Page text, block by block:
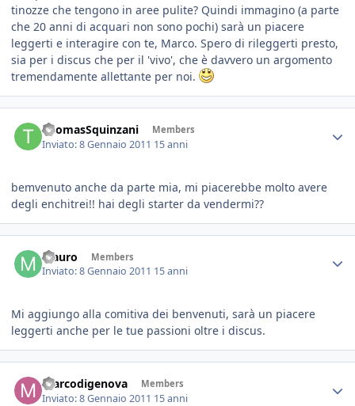
tinozze che tengono in aree pulite? Quindi immagino (a parte
che 20 anni di acquari non sono pochi) sarà un piacere
leggerti e interagire con te, Marco. Spero di rileggerti presto,
sia per i discus che per il 'vivo', che è davvero un argomento
tremendamente allettante per noi.
ThomasSquinzani Members
Inviato:8 Gennaio 2011 15 anni
bemvenuto anche da parte mia, mi piacerebbe molto avere
degli enchitrei!! hai degli starter da vendermi??
Mauro Members
Inviato:8 Gennaio 2011 15 anni
Mi aggiungo alla comitiva dei benvenuti, sarà un piacere
leggerti anche per le tue passioni oltre i discus.
marcodigenova Members
Inviato:8 Gennaio 2011 15 anni